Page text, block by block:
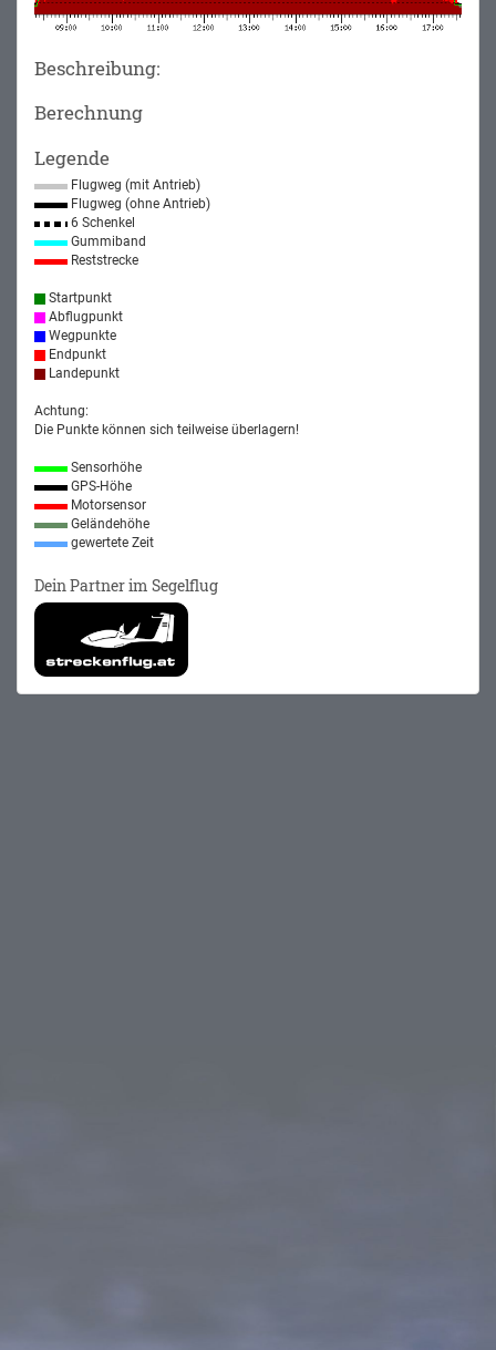
Beschreibung:
Berechnung
Legende
Flugweg (mit Antrieb)
Flugweg (ohne Antrieb)
6 Schenkel
Gummiband
Reststrecke
Startpunkt
Abflugpunkt
Wegpunkte
Endpunkt
Landepunkt
Achtung:
Die Punkte können sich teilweise überlagern!
Sensorhöhe
GPS-Höhe
Motorsensor
Geländehöhe
gewertete Zeit
Dein Partner im Segelflug